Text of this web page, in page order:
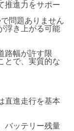
推進力をサポー
問題ありません
浮き上がる可能
路幅が許す限
とで、実質的な
直進走行を基本
バッテリー残量